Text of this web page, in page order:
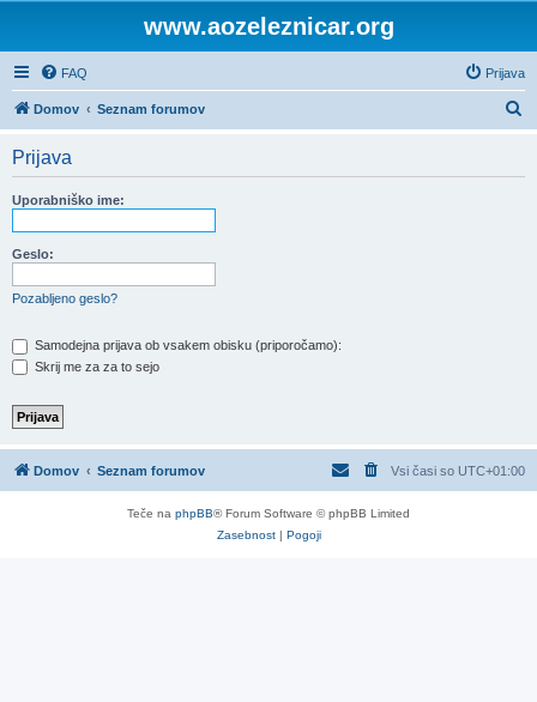
www.aozeleznicar.org
FAQ Prijava
Domov Seznam forumov
Prijava
Uporabniško ime:
Geslo:
Pozabljeno geslo?
Samodejna prijava ob vsakem obisku (priporočamo):
Skrij me za za to sejo
Domov Seznam forumov Vsi časi so UTC+01:00
Teče na phpBB® Forum Software © phpBB Limited
Zasebnost| Pogoji